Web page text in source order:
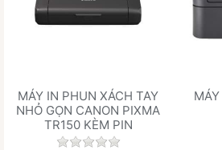
MÁY IN PHUN XÁCH TAY
NHỎ GỌN CANON PIXMA
TR150 KÈM PIN
Chưa có đánh giá nào